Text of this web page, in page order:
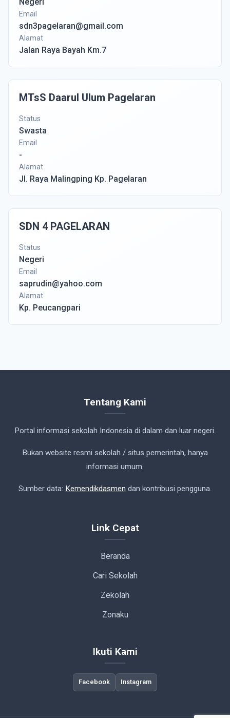
Email
sdn3pagelaran@gmail.com
Alamat
Jalan Raya Bayah Km.7
MTsS Daarul Ulum Pagelaran
Status
Swasta
Email
-
Alamat
Jl. Raya Malingping Kp. Pagelaran
SDN 4 PAGELARAN
Status
Negeri
Email
saprudin@yahoo.com
Alamat
Kp. Peucangpari
Tentang Kami
Portal informasi sekolah Indonesia di dalam dan luar negeri.
Bukan website resmi sekolah / situs pemerintah, hanya
informasi umum.
Sumber data: Kemendikdasmen dan kontribusi pengguna.
Link Cepat
Beranda
Cari Sekolah
Zekolah
Zonaku
Ikuti Kami
Facebook Instagram